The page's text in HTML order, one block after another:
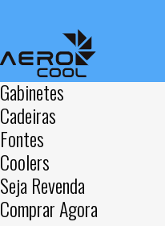
Gabinetes
Cadeiras
Fontes
Coolers
Seja Revenda
Comprar Agora